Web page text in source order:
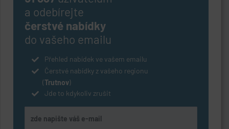
a odebírejte
čerstvé nabídky
do vašeho emailu
Přehled nabídek ve vašem emailu
Čerstvé nabídky z vašeho regionu
(Trutnov)
Jde to kdykoliv zrušit